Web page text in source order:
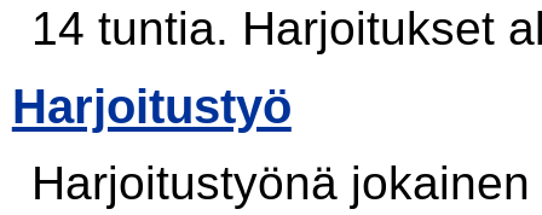
14 tuntia. Harjoitukset
Harjoitustyö
Harjoitustyönä